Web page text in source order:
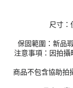
尺寸
保固範圍：新品
注意事項：因拍攝
商品不包含協助拍